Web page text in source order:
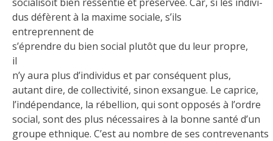
dus défèrent à la maxime sociale, s’ils
entreprennent de
s’éprendre du bien social plutôt que du leur propre,
il
n’y aura plus d’individus et par conséquent plus,
autant dire, de collectivité, sinon exsangue. Le caprice,
l’indépendance, la rébellion, qui sont opposés à l’ordre
social, sont des plus nécessaires à la bonne santé d’un
groupe ethnique. C’est au nombre de ses contrevenants